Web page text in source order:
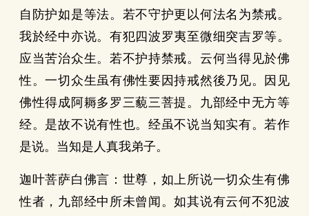
自防护如是等法。若不守护更以何法名为禁戒。
我於经中亦说。有犯四波罗夷至微细突吉罗等。
应当苦治众生。若不护持禁戒。云何当得见於佛
性。一切众生虽有佛性要因持戒然後乃见。因见
佛性得成阿耨多罗三藐三菩提。九部经中无方等
经。是故不说有性也。经虽不说当知实有。若作
是说。当知是人真我弟子。
迦叶菩萨白佛言：世尊，如上所说一切众生有佛
性者，九部经中所未曾闻。如其说有云何不犯波